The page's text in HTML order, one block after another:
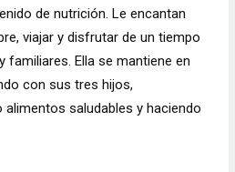
de nutrición. Le encantan
viajar y disfrutar de un tiempo
familiares. Ella se mantiene en
con sus tres hijos,
saludables y haciendo